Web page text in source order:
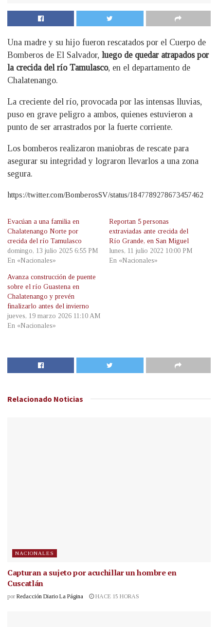
Una madre y su hijo fueron rescatados por el Cuerpo de
Bomberos de El Salvador, luego de quedar atrapados por
la crecida del río Tamulasco, en el departamento de
Chalatenango.
La creciente del río, provocada por las intensas lluvias,
puso en grave peligro a ambos, quienes estuvieron a
punto de ser arrastrados por la fuerte corriente.
Los bomberos realizaron maniobras de rescate para
asegurar su integridad y lograron llevarlos a una zona
segura.
https://twitter.com/BomberosSV/status/1847789278673457462
Evacúan a una familia en
Chalatenango Norte por
crecida del río Tamulasco
domingo, 13 julio 2025 6:55 PM
En «Nacionales»
Reportan 5 personas
extraviadas ante crecida del
Río Grande, en San Miguel
lunes, 11 julio 2022 10:00 PM
En «Nacionales»
Avanza construcción de puente
sobre el río Guastena en
Chalatenango y prevén
finalizarlo antes del invierno
jueves, 19 marzo 2026 11:10 AM
En «Nacionales»
Relacionado Noticias
NACIONALES
Capturan a sujeto por acuchillar un hombre en
Cuscatlán
por Redacción Diario La Página HACE 15 HORAS